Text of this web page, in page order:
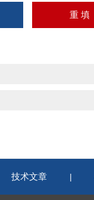
技术文章 |